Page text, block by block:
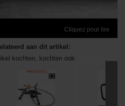
Cliquez pour lire
aan dit artikel:
kochten, kochten ook: